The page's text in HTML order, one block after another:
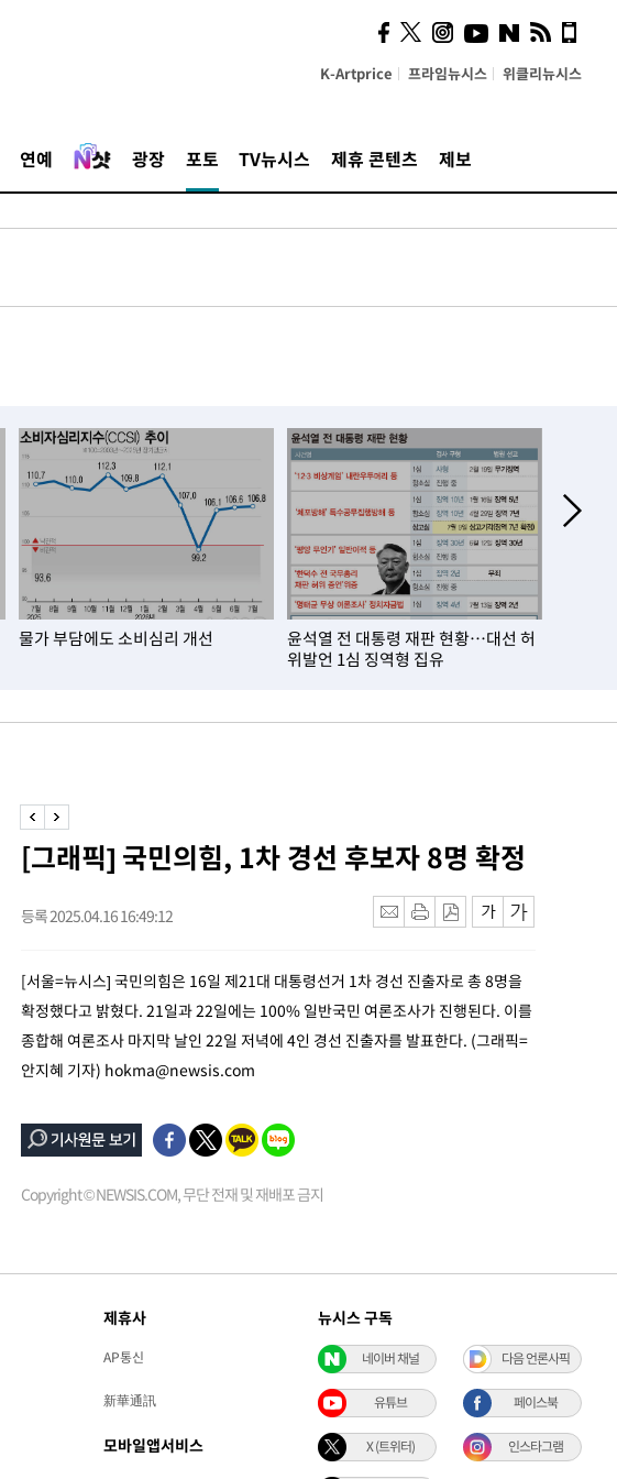
K-Artprice 프라임뉴시스 위클리뉴시스
연예 광장 포토 TV뉴시스 제휴 콘텐츠 제보
물가 부담에도 소비심리 개선
윤석열 전 대통령 재판 현황…대선 허
위발언 1심 징역형 집유
[그래픽] 국민의힘, 1차 경선 후보자 8명 확정
등록 2025.04.16 16:49:12
[서울=뉴시스] 국민의힘은 16일 제21대 대통령선거 1차 경선 진출자로 총 8명을
확정했다고 밝혔다. 21일과 22일에는 100% 일반국민 여론조사가 진행된다. 이를
종합해 여론조사 마지막 날인 22일 저녁에 4인 경선 진출자를 발표한다. (그래픽=
안지혜 기자) hokma@newsis.com
Copyright © NEWSIS.COM, 무단 전재 및 재배포 금지
제휴사
AP통신
新華通訊
모바일앱서비스
뉴시스 구독
네이버 채널 다음 언론사픽
유튜브 페이스북
X (트위터) 인스타그램